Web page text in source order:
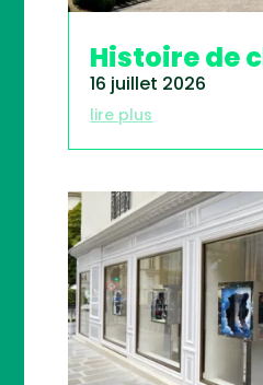
Histoire de
16 juillet 2026
lire plus